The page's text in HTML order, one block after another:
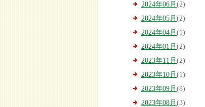
2024年06月 (2)
2024年05月 (2)
2024年04月 (1)
2024年01月 (2)
2023年11月 (2)
2023年10月 (1)
2023年09月 (8)
2023年08月 (3)